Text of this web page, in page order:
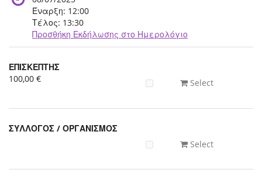
Έναρξη: 12:00
Τέλος: 13:30
Προσθήκη Εκδήλωσης στο Ημερολόγιο
Προϊόντα
Uncategorized
ΕΠΙΣΚΕΠΤΗΣ
100,00 €
Select
ΣΥΛΛΟΓΟΣ / ΟΡΓΑΝΙΣΜΟΣ
Select